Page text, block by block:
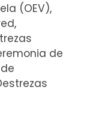
(OEV),
de